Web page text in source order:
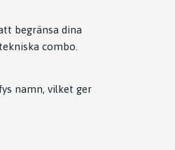
begränsa dina
combo.
namn, vilket ger